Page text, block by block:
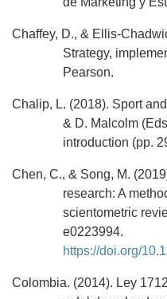
Chaffey, D., & Ellis-
Strategy,
Pearson.
Chalip, L. (2018). Sport
& D. Malcolm
introduction (pp.
Chen, C., & Song, M.
research: A
scientometric
e0223994.
https://doi.org/
Colombia. (2014). Ley